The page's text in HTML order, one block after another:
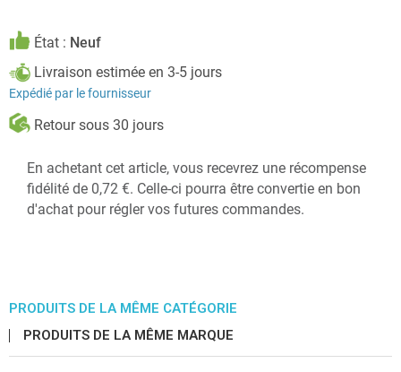
État : Neuf
Livraison estimée en 3-5 jours
Expédié par le fournisseur
Retour sous 30 jours
En achetant cet article, vous recevrez une récompense
fidélité de 0,72 €. Celle-ci pourra être convertie en bon
d'achat pour régler vos futures commandes.
PRODUITS DE LA MÊME CATÉGORIE
PRODUITS DE LA MÊME MARQUE